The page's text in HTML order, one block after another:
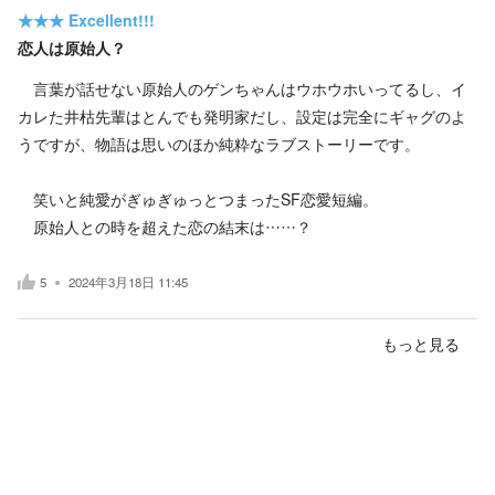
★★★ Excellent!!!
恋人は原始人？
言葉が話せない原始人のゲンちゃんはウホウホいってるし、イ
カレた井枯先輩はとんでも発明家だし、設定は完全にギャグのよ
うですが、物語は思いのほか純粋なラブストーリーです。
笑いと純愛がぎゅぎゅっとつまったSF恋愛短編。
原始人との時を超えた恋の結末は……？
5 2024年3月18日 11:45
もっと見る